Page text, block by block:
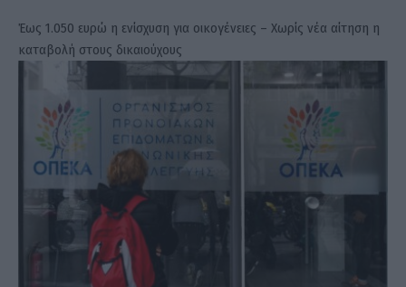
Έως 1.050 ευρώ η ενίσχυση για οικογένειες – Χωρίς νέα αίτηση η
καταβολή στους δικαιούχους